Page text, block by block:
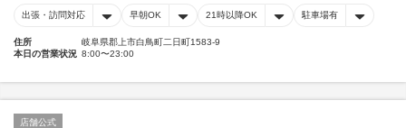
出張・訪問対応 早朝OK 21時以降OK 駐車場有
住所
岐阜県郡上市白鳥町二日町1583-9
本日の営業状況 8:00〜23:00
店舗公式